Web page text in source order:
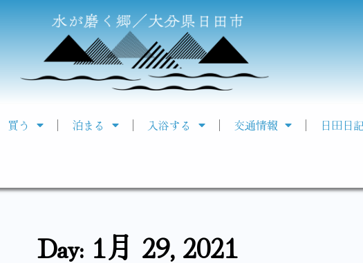
買う 泊まる 入浴する 交通情報 日田日記
Day: 1月 29, 2021